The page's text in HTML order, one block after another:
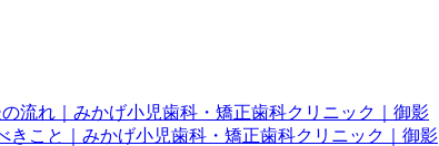
流れ｜みかげ小児歯科・矯正歯科クリニック｜御影
きこと｜みかげ小児歯科・矯正歯科クリニック｜御影